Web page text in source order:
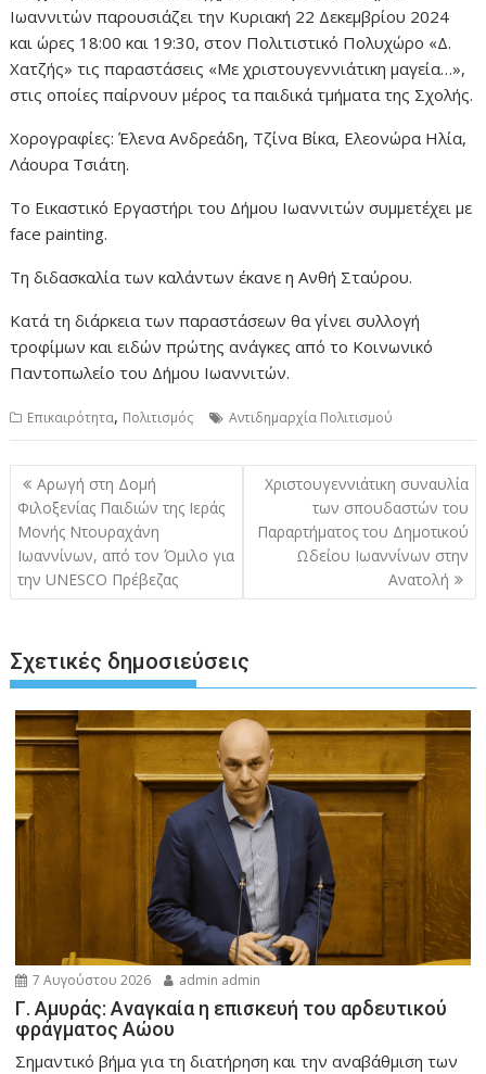
Ιωαννιτών παρουσιάζει την Κυριακή 22 Δεκεμβρίου 2024
και ώρες 18:00 και 19:30, στον Πολιτιστικό Πολυχώρο «Δ.
Χατζής» τις παραστάσεις «Με χριστουγεννιάτικη μαγεία…»,
στις οποίες παίρνουν μέρος τα παιδικά τμήματα της Σχολής.
Χορογραφίες: Έλενα Ανδρεάδη, Τζίνα Βίκα, Ελεονώρα Ηλία,
Λάουρα Τσιάτη.
Το Εικαστικό Εργαστήρι του Δήμου Ιωαννιτών συμμετέχει με
face painting.
Τη διδασκαλία των καλάντων έκανε η Ανθή Σταύρου.
Κατά τη διάρκεια των παραστάσεων θα γίνει συλλογή
τροφίμων και ειδών πρώτης ανάγκες από το Κοινωνικό
Παντοπωλείο του Δήμου Ιωαννιτών.
Επικαιρότητα, Πολιτισμός Αντιδημαρχία Πολιτισμού
Πλοήγηση
άρθρων
Αρωγή στη Δομή
Φιλοξενίας Παιδιών της Ιεράς
Μονής Ντουραχάνη
Ιωαννίνων, από τον Όμιλο για
την UNESCO Πρέβεζας
Χριστουγεννιάτικη συναυλία
των σπουδαστών του
Παραρτήματος του Δημοτικού
Ωδείου Ιωαννίνων στην
Ανατολή
Σχετικές δημοσιεύσεις
7 Αυγούστου 2026 admin admin
Γ. Αμυράς: Αναγκαία η επισκευή του αρδευτικού
φράγματος Αώου
Σημαντικό βήμα για τη διατήρηση και την αναβάθμιση των